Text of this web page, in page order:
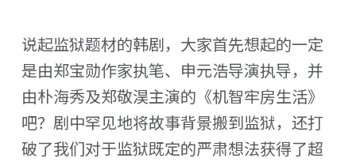
说起监狱题材的韩剧，大家首先想起的一定
是由郑宝勋作家执笔、申元浩导演执导，并
由朴海秀及郑敬淏主演的《机智牢房生活》
吧？剧中罕见地将故事背景搬到监狱，还打
破了我们对于监狱既定的严肃想法获得了超